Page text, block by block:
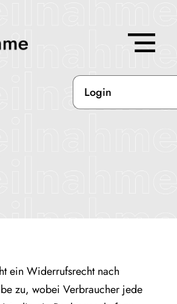
Login
ein Widerrufsrecht nach
zu, wobei Verbraucher jede